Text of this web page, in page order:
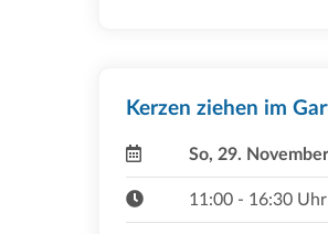
Kerzen ziehen im
So, 29.
11:00 - 16:30 Uhr